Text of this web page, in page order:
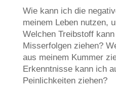
Wie kann ich die
meinem Leben nutzen,
Welchen Treibstoff
Misserfolgen ziehen?
aus meinem Kummer
Erkenntnisse kann ich
Peinlichkeiten ziehen?